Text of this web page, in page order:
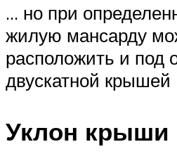
… но при
жилую мансарду
расположить и под
двускатной крышей
Уклон крыши